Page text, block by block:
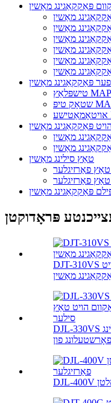
פּאַקקאַגינג מאַשין
מאַשין
מאַשין
מאַשין
מאַשין
מאַשין
מאַשין
פּאַקקאַגינג מאַשין
פּאַקקאַגינג מאַשין
מאַשין
מאַשין
טאַץ סילינג מאַשין
פאַרזיגלער
פאַרזיגלער
פּאַקקאַגינג מאַשין
פּראָדוקטן
DJT-310VS דעסקטאַפּ לאַקס וואַקוום הויט
מאַשין
DJL-330VS האַלב-אָטאָמאַטיש גוט סילינג